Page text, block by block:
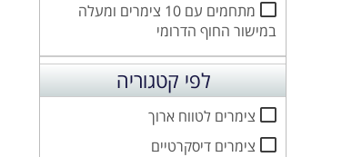
מתחמים עם 10 צימרים ומעלה
במישור החוף הדרומי
לפי קטגוריה
צימרים לטווח ארוך
צימרים דיסקרטיים